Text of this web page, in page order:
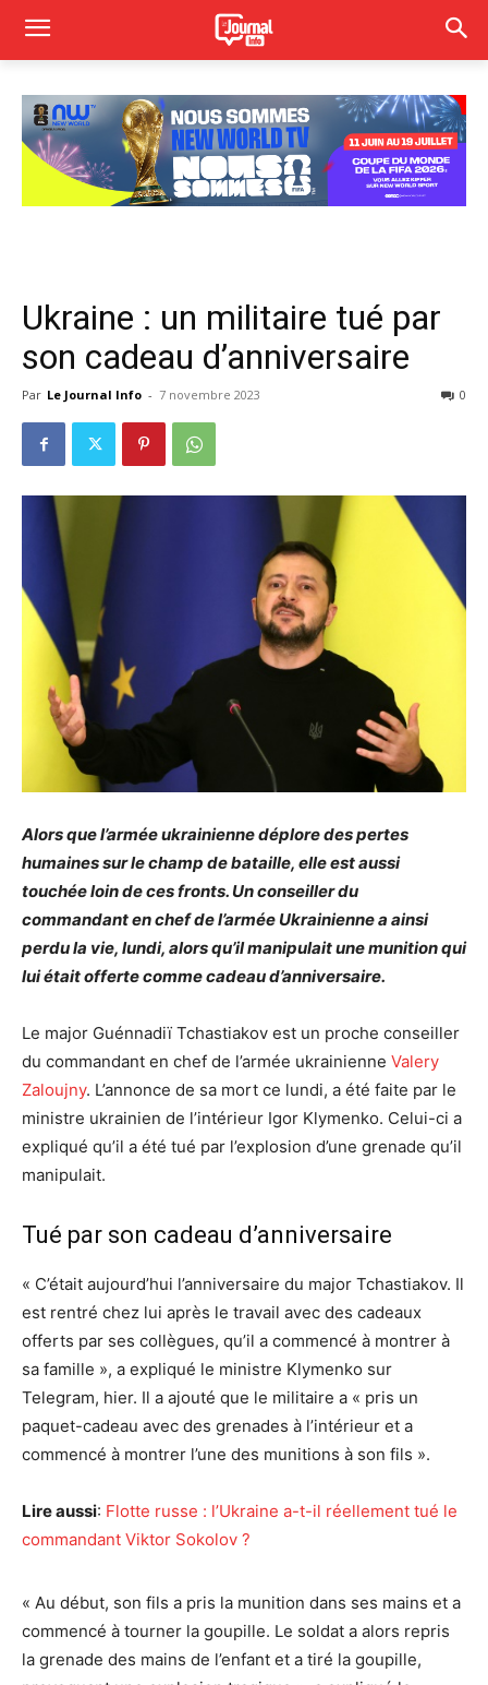
Ukraine : un militaire tué par
son cadeau d’anniversaire
Par Le Journal Info - 7 novembre 2023 0
Alors que l’armée ukrainienne déplore des pertes
humaines sur le champ de bataille, elle est aussi
touchée loin de ces fronts. Un conseiller du
commandant en chef de l’armée Ukrainienne a ainsi
perdu la vie, lundi, alors qu’il manipulait une munition qui
lui était offerte comme cadeau d’anniversaire.
Le major Guénnadiï Tchastiakov est un proche conseiller
du commandant en chef de l’armée ukrainienne Valery
Zaloujny. L’annonce de sa mort ce lundi, a été faite par le
ministre ukrainien de l’intérieur Igor Klymenko. Celui-ci a
expliqué qu’il a été tué par l’explosion d’une grenade qu’il
manipulait.
Tué par son cadeau d’anniversaire
« C’était aujourd’hui l’anniversaire du major Tchastiakov. Il
est rentré chez lui après le travail avec des cadeaux
offerts par ses collègues, qu’il a commencé à montrer à
sa famille », a expliqué le ministre Klymenko sur
Telegram, hier. Il a ajouté que le militaire a « pris un
paquet-cadeau avec des grenades à l’intérieur et a
commencé à montrer l’une des munitions à son fils ».
Lire aussi: Flotte russe : l’Ukraine a-t-il réellement tué le
commandant Viktor Sokolov ?
« Au début, son fils a pris la munition dans ses mains et a
commencé à tourner la goupille. Le soldat a alors repris
la grenade des mains de l’enfant et a tiré la goupille,